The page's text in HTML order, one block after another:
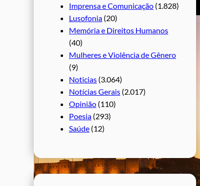
Imprensa e Comunicação (1.828)
Lusofonia (20)
Memória e Direitos Humanos
(40)
Mulheres e Violência de Gênero
(9)
Noticias (3.064)
Notícias Gerais (2.017)
Opinião (110)
Poesia (293)
Saúde (12)